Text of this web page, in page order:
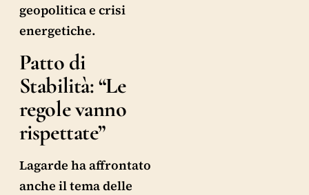
geopolitica e crisi
energetiche.
Patto di
Stabilità: “Le
regole vanno
rispettate”
Lagarde ha affrontato
anche il tema delle